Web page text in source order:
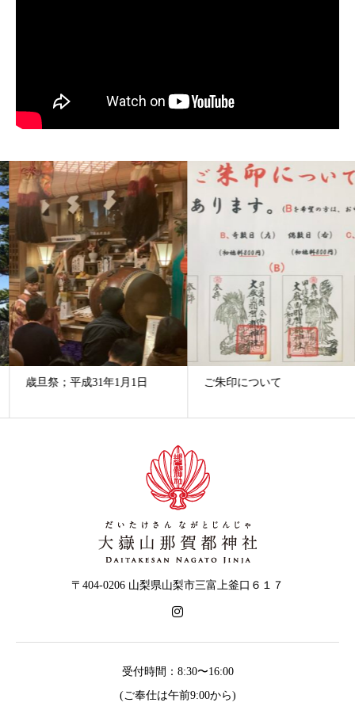
歳旦祭；平成31年1月1日 ご朱印について
〒404-0206 山梨県山梨市三富上釜口６１７
受付時間：8:30〜16:00
(ご奉仕は午前9:00から)